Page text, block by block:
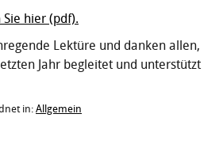
hier (pdf).
Lektüre und danken allen,
Jahr begleitet und unterstützt
in: Allgemein